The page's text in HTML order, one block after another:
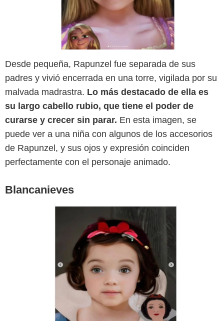
Desde pequeña, Rapunzel fue separada de sus
padres y vivió encerrada en una torre, vigilada por su
malvada madrastra. Lo más destacado de ella es
su largo cabello rubio, que tiene el poder de
curarse y crecer sin parar. En esta imagen, se
puede ver a una niña con algunos de los accesorios
de Rapunzel, y sus ojos y expresión coinciden
perfectamente con el personaje animado.
Blancanieves
SensaCine